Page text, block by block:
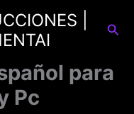
|
para
Pc